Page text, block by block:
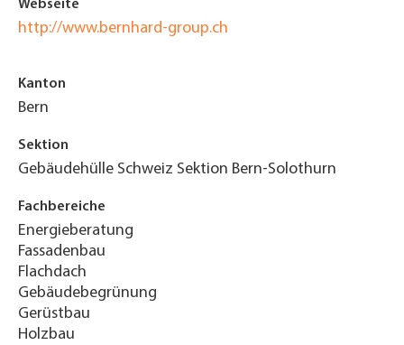
Webseite
http://www.bernhard-group.ch
Kanton
Bern
Sektion
Gebäudehülle Schweiz Sektion Bern-Solothurn
Fachbereiche
Energieberatung
Fassadenbau
Flachdach
Gebäudebegrünung
Gerüstbau
Holzbau